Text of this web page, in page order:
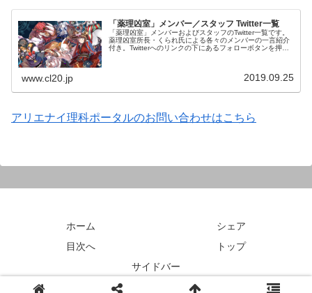
「薬理凶室」メンバー／スタッフ Twitter一覧
「薬理凶室」メンバーおよびスタッフのTwitter一覧です。
薬理凶室所長・くられ氏による各々のメンバーの一言紹介
付き。Twitterへのリンクの下にあるフォローボタンを押す
www.cl20.jp 2019.09.25
アリエナイ理科ポータルのお問い合わせはこちら
ホーム
シェア
目次へ
トップ
サイドバー